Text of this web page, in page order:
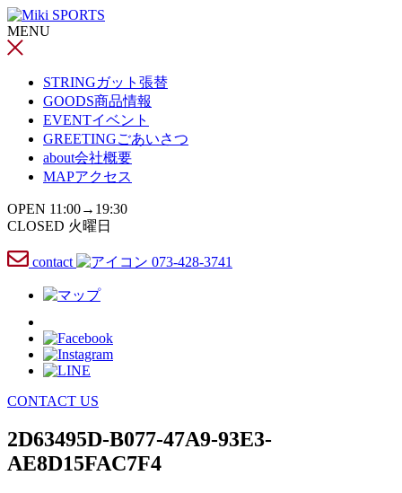
コ
ン
テ
MENU
STRINGガット張替
GOODS商品情報
EVENTイベント
GREETINGごあいさつ
about会社概要
MAPアクセス
OPEN 11:00→19:30
CLOSED 火曜日
contact 073-428-3741
CONTACT US
2D63495D-B077-47A9-93E3-
AE8D15FAC7F4